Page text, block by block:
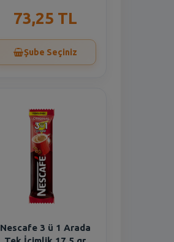
73,25 TL
Şube Seçiniz
Nescafe 3 ü 1 Arada